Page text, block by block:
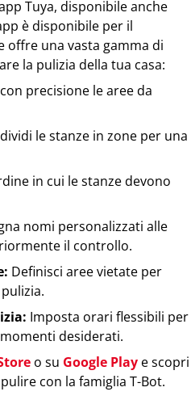
Tuya, disponibile anche
è disponibile per il
offre una vasta gamma di
la pulizia della tua casa:
precisione le aree da
le stanze in zone per una
in cui le stanze devono
nomi personalizzati alle
il controllo.
Definisci aree vietate per
Imposta orari flessibili per
desiderati.
o su Google Play e scopri
con la famiglia T-Bot.